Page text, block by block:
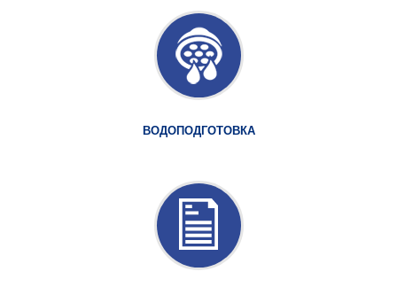
ВОДОПОДГОТОВКА